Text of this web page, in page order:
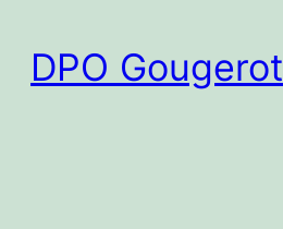
contenu
DPO Gougerot